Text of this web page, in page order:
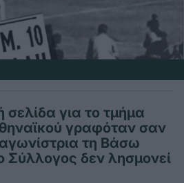
για το τμήμα
γραφόταν σαν
τη Βάσω
Σύλλογος δεν λησμονεί